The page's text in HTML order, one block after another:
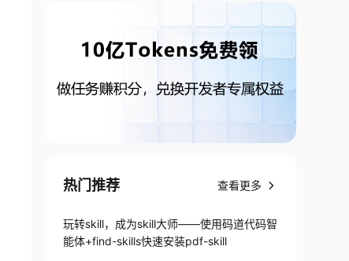
热门推荐 查看更多
玩转skill，成为skill大师——使用码道代码智
能体+find-skills快速安装pdf-skill